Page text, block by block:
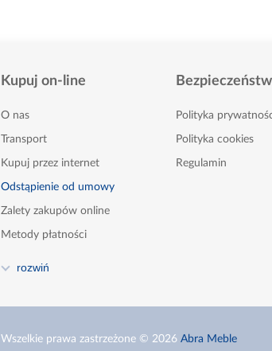
Kupuj on-line
O nas
Transport
Kupuj przez internet
Odstąpienie od umowy
Zalety zakupów online
Metody płatności
Kontakt
rozwiń
Polityka
Polityka cookies
Regulamin
Wszelkie prawa zastrzeżone © 2026 Abra Meble